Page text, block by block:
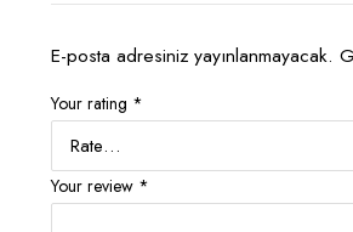
E-posta adresiniz yayınlanmayacak.
Your rating *
Your review *